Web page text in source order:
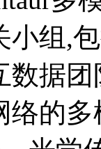
小组,
数据
络的